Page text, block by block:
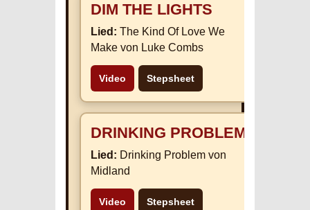
DIM THE LIGHTS
Lied: The Kind Of Love We
Make von Luke Combs
Video Stepsheet
DRINKING PROBLEM
Lied: Drinking Problem von
Midland
Video Stepsheet